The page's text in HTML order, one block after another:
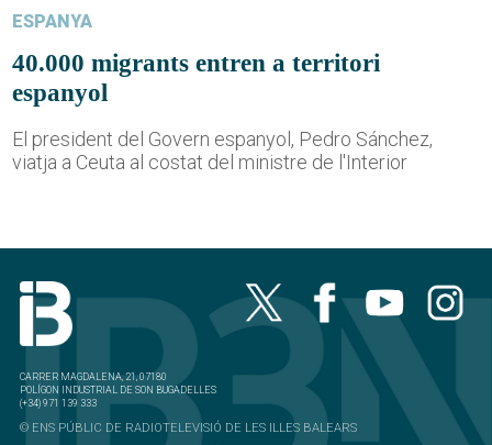
ESPANYA
40.000 migrants entren a territori
espanyol
El president del Govern espanyol, Pedro Sánchez,
viatja a Ceuta al costat del ministre de l'Interior
CARRER MAGDALENA, 21, 07180
POLÍGON INDUSTRIAL DE SON BUGADELLES
(+34) 971 139 333
© ENS PÚBLIC DE RADIOTELEVISIÓ DE LES ILLES BALEARS